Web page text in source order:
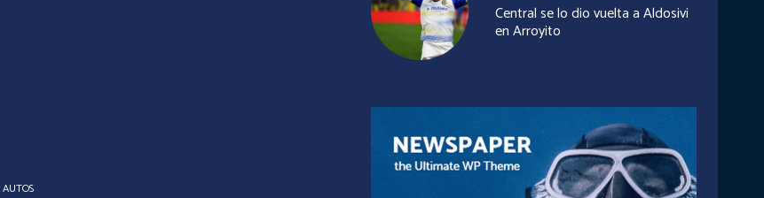
AUTOS
Central se lo dio vuelta a Aldosivi
en Arroyito